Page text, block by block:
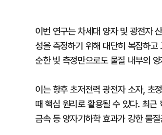
이번 연구는 차세대 양자 및 광전자
성을 측정하기 위해 대단히 복잡하
순한 빛 측정만으로도 물질 내부의
이는 향후 초저전력 광전자 소자, 초
때 핵심 원리로 활용될 수 있다. 최
금속 등 양자기하학 효과가 강한 물